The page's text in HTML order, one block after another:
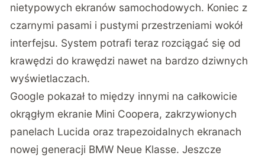
nietypowych ekranów samochodowych. Koniec z
czarnymi pasami i pustymi przestrzeniami wokół
interfejsu. System potrafi teraz rozciągać się od
krawędzi do krawędzi nawet na bardzo dziwnych
wyświetlaczach.
Google pokazał to między innymi na całkowicie
okrągłym ekranie Mini Coopera, zakrzywionych
panelach Lucida oraz trapezoidalnych ekranach
nowej generacji BMW Neue Klasse. Jeszcze